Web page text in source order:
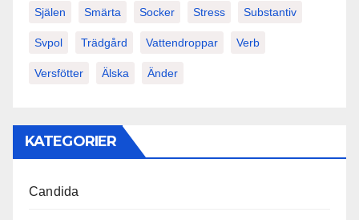
Själen Smärta Socker Stress Substantiv
Svpol Trädgård Vattendroppar Verb
Versfötter Älska Änder
KATEGORIER
Candida